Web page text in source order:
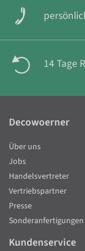
14 Tage
Decowoerner
Über uns
Jobs
Handelsvertreter
Vertriebspartner
Presse
Sonderanfertigungen
Kundenservice